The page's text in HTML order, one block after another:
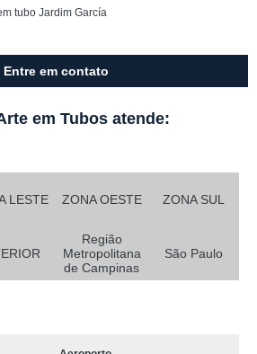
tubo Jardim García
Entre em contato
em Tubos atende:
LESTE ZONA OESTE ZONA SUL
Região
Metropolitana
de Campinas
São Paulo